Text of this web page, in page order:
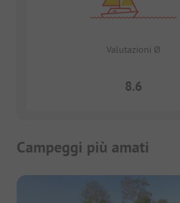
Valutazioni Ø
8.6
Campeggi più amati